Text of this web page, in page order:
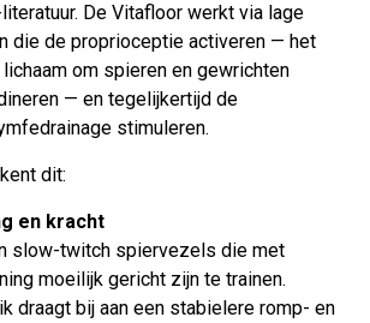
De Vitafloor werkt via lage
die de proprioceptie activeren — het
om spieren en gewrichten
— en tegelijkertijd de
stimuleren.
dit:
en kracht
slow-twitch spiervezels die met
moeilijk gericht zijn te trainen.
draagt bij aan een stabielere romp- en